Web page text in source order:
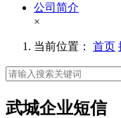
公司简介
×
当前位置： 首页
武城企业短信